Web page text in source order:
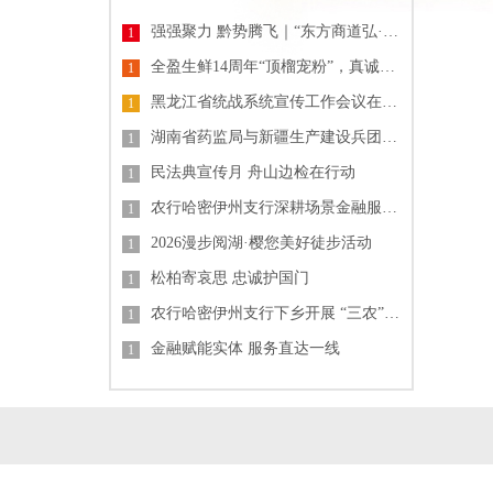
1 强强聚力 黔势腾飞｜“东方商道弘·贵州山河行”长三角珠三角企业家贵州高质量发展产业大会圆满落幕
1 全盈生鲜14周年“顶榴宠粉”，真诚回馈全城顾客
1 黑龙江省统战系统宣传工作会议在哈尔滨召开
1 湖南省药监局与新疆生产建设兵团药监局签署合作框架协议 共促药品监管协同发展
1 民法典宣传月 舟山边检在行动
1 农行哈密伊州支行深耕场景金融服务 筑牢客户权益防线
1 2026漫步阅湖·樱您美好徒步活动
1 松柏寄哀思 忠诚护国门
1 农行哈密伊州支行下乡开展 “三农” 金融讲堂 精准服务乡村发展
1 金融赋能实体 服务直达一线